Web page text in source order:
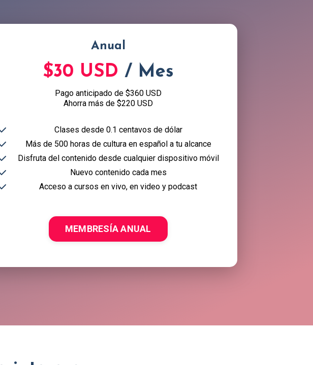
Anual
$30 USD / Mes
Pago anticipado de $360 USD
Ahorra más de $220 USD
Clases desde 0.1 centavos de dólar
Más de 500 horas de cultura en español a tu alcance
Disfruta del contenido desde cualquier dispositivo móvil
Nuevo contenido cada mes
Acceso a cursos en vivo, en video y podcast
MEMBRESÍA ANUAL